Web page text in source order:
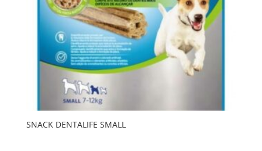
SNACK DENTALIFE SMALL